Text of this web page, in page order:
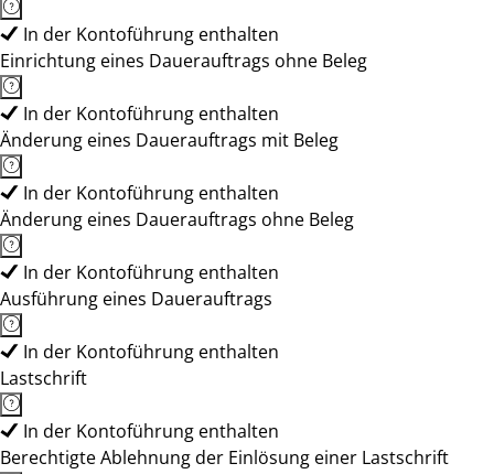
In der Kontoführung enthalten
Einrichtung eines Dauerauftrags ohne Beleg
In der Kontoführung enthalten
Änderung eines Dauerauftrags mit Beleg
In der Kontoführung enthalten
Änderung eines Dauerauftrags ohne Beleg
In der Kontoführung enthalten
Ausführung eines Dauerauftrags
In der Kontoführung enthalten
Lastschrift
In der Kontoführung enthalten
Berechtigte Ablehnung der Einlösung einer Lastschrift